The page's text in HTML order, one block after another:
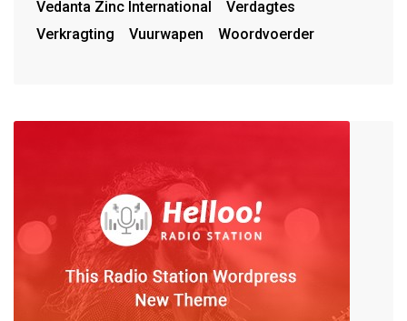
Vedanta Zinc International
Verdagtes
Verkragting
Vuurwapen Woordvoerder